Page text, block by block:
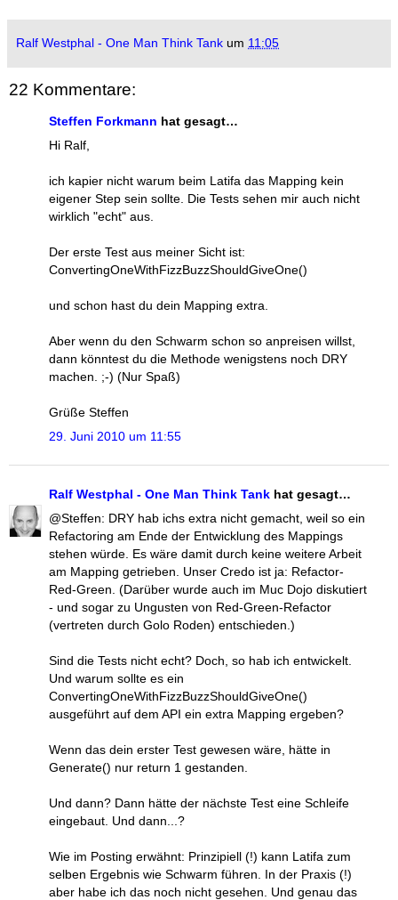
Ralf Westphal - One Man Think Tank um 11:05
22 Kommentare:
Steffen Forkmann hat gesagt…
Hi Ralf,
ich kapier nicht warum beim Latifa das Mapping kein
eigener Step sein sollte. Die Tests sehen mir auch nicht
wirklich "echt" aus.
Der erste Test aus meiner Sicht ist:
ConvertingOneWithFizzBuzzShouldGiveOne()
und schon hast du dein Mapping extra.
Aber wenn du den Schwarm schon so anpreisen willst,
dann könntest du die Methode wenigstens noch DRY
machen. ;-) (Nur Spaß)
Grüße Steffen
29. Juni 2010 um 11:55
Ralf Westphal - One Man Think Tank hat gesagt…
@Steffen: DRY hab ichs extra nicht gemacht, weil so ein
Refactoring am Ende der Entwicklung des Mappings
stehen würde. Es wäre damit durch keine weitere Arbeit
am Mapping getrieben. Unser Credo ist ja: Refactor-
Red-Green. (Darüber wurde auch im Muc Dojo diskutiert
- und sogar zu Ungusten von Red-Green-Refactor
(vertreten durch Golo Roden) entschieden.)
Sind die Tests nicht echt? Doch, so hab ich entwickelt.
Und warum sollte es ein
ConvertingOneWithFizzBuzzShouldGiveOne()
ausgeführt auf dem API ein extra Mapping ergeben?
Wenn das dein erster Test gewesen wäre, hätte in
Generate() nur return 1 gestanden.
Und dann? Dann hätte der nächste Test eine Schleife
eingebaut. Und dann...?
Wie im Posting erwähnt: Prinzipiell (!) kann Latifa zum
selben Ergebnis wie Schwarm führen. In der Praxis (!)
aber habe ich das noch nicht gesehen. Und genau das